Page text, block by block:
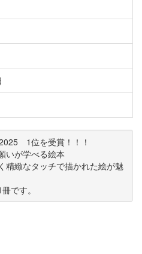
1位を受賞！！！
いが学べる絵本
精緻なタッチで描かれた絵が魅
です。